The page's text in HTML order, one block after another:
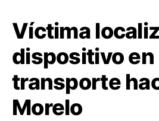
Víctima
dispositivo en
transporte
Morelo